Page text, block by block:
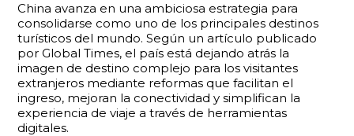
China avanza en una ambiciosa estrategia para
consolidarse como uno de los principales destinos
turísticos del mundo. Según un artículo publicado
por Global Times, el país está dejando atrás la
imagen de destino complejo para los visitantes
extranjeros mediante reformas que facilitan el
ingreso, mejoran la conectividad y simplifican la
experiencia de viaje a través de herramientas
digitales.